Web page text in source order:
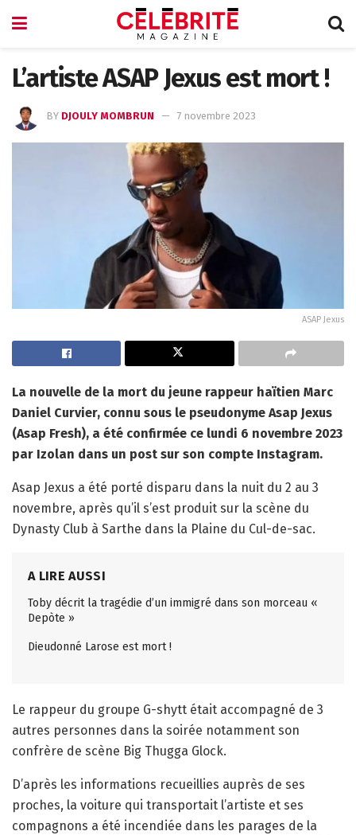
L’artiste ASAP Jexus est mort !
BY DJOULY MOMBRUN 7 novembre 2023
ASAP Jexus
La nouvelle de la mort du jeune rappeur haïtien Marc
Daniel Curvier, connu sous le pseudonyme Asap Jexus
(Asap Fresh), a été confirmée ce lundi 6 novembre 2023
par Izolan dans un post sur son compte Instagram.
Asap Jexus a été porté disparu dans la nuit du 2 au 3
novembre, après qu’il s’est produit sur la scène du
Dynasty Club à Sarthe dans la Plaine du Cul-de-sac.
A LIRE AUSSI
Toby décrit la tragédie d’un immigré dans son morceau «
Depòte »
Dieudonné Larose est mort !
Le rappeur du groupe G-shytt était accompagné de 3
autres personnes dans la soirée notamment son
confrère de scène Big Thugga Glock.
D’après les informations recueillies auprès de ses
proches, la voiture qui transportait l’artiste et ses
compagnons a été incendiée dans les parages de la